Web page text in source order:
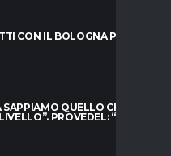
CON IL BOLOGNA PER IL
QUELLO CHE
PROVEDEL: “MESE